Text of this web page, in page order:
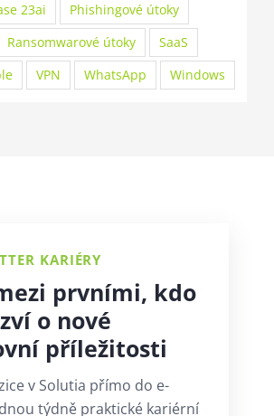
23ai
Phishingové útoky
Ransomwarové útoky
SaaS
VPN WhatsApp Windows
KARIÉRY
prvními, kdo
o nové
příležitosti
v Solutia přímo do e-
týdně praktické kariérní